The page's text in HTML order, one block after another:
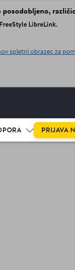
LibreLink.
spletni obrazec za
PRIJAVA